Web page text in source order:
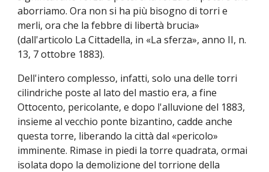
aborriamo. Ora non si ha più bisogno di torri e
merli, ora che la febbre di libertà brucia»
(dall'articolo La Cittadella, in «La sferza», anno II, n.
13, 7 ottobre 1883).
Dell'intero complesso, infatti, solo una delle torri
cilindriche poste al lato del mastio era, a fine
Ottocento, pericolante, e dopo l'alluvione del 1883,
insieme al vecchio ponte bizantino, cadde anche
questa torre, liberando la città dal «pericolo»
imminente. Rimase in piedi la torre quadrata, ormai
isolata dopo la demolizione del torrione della